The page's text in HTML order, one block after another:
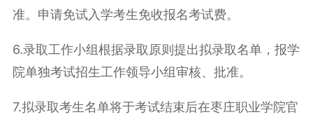
准。申请免试入学考生免收报名考试费。
6.录取工作小组根据录取原则提出拟录取名单，报学
院单独考试招生工作领导小组审核、批准。
7.拟录取考生名单将于考试结束后在枣庄职业学院官